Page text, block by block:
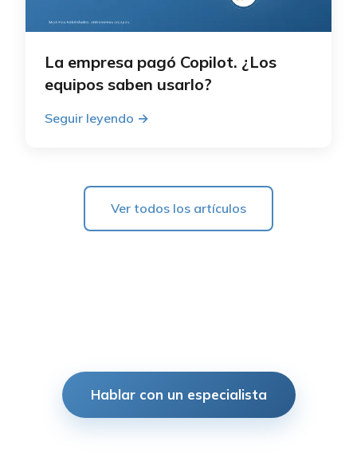
La empresa pagó Copilot. ¿Los
equipos saben usarlo?
Seguir leyendo →
Ver todos los artículos
Hablar con un especialista